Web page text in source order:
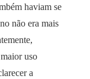
haviam se
não era mais
uso
a